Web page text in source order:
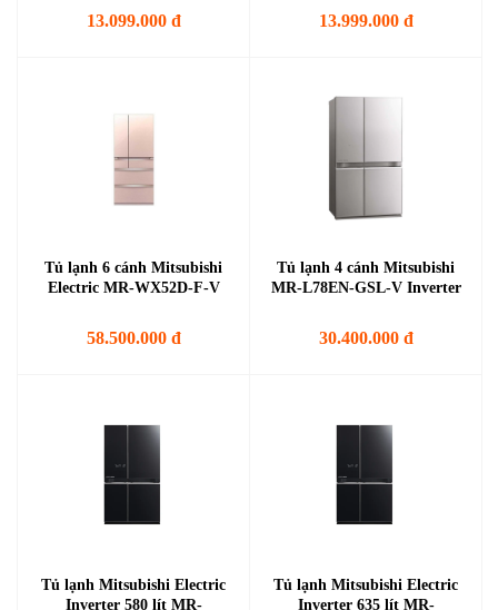
13.099.000 đ 13.999.000 đ
Tủ lạnh 6 cánh Mitsubishi
Electric MR-WX52D-F-V
58.500.000 đ
Tủ lạnh 4 cánh Mitsubishi
MR-L78EN-GSL-V Inverter
30.400.000 đ
Tủ lạnh Mitsubishi Electric
Inverter 580 lít MR-
Tủ lạnh Mitsubishi Electric
Inverter 635 lít MR-